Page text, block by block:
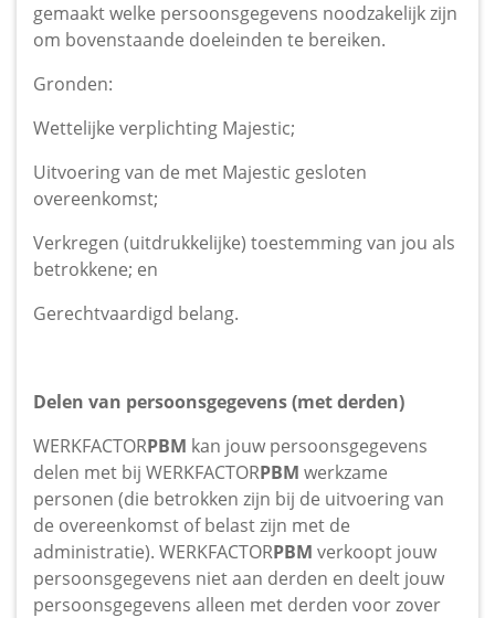
gemaakt welke persoonsgegevens noodzakelijk zijn
om bovenstaande doeleinden te bereiken.
Gronden:
Wettelijke verplichting Majestic;
Uitvoering van de met Majestic gesloten
overeenkomst;
Verkregen (uitdrukkelijke) toestemming van jou als
betrokkene; en
Gerechtvaardigd belang.
Delen van persoonsgegevens (met derden)
WERKFACTORPBM kan jouw persoonsgegevens
delen met bij WERKFACTORPBM werkzame
personen (die betrokken zijn bij de uitvoering van
de overeenkomst of belast zijn met de
administratie). WERKFACTORPBM verkoopt jouw
persoonsgegevens niet aan derden en deelt jouw
persoonsgegevens alleen met derden voor zover